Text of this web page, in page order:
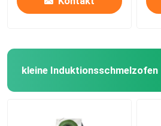
kleine Induktionsschmelzofen